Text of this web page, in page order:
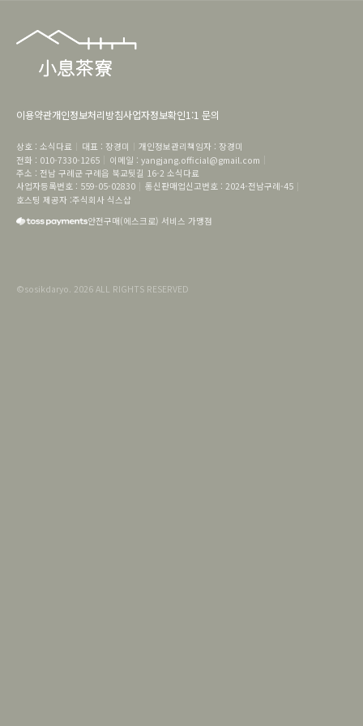
이용약관개인정보처리방침사업자정보확인1:1 문의
상호 : 소식다료 대표 : 장경미 개인정보관리책임자 : 장경미
전화 : 010-7330-1265 이메일 : yangjang.official@gmail.com
주소 : 전남 구례군 구례읍 북교뒷길 16-2 소식다료
사업자등록번호 : 559-05-02830 통신판매업신고번호 : 2024-전남구례-45
호스팅 제공자 :주식회사 식스샵
안전구매(에스크로) 서비스 가맹점
©sosikdaryo. 2026 ALL RIGHTS RESERVED